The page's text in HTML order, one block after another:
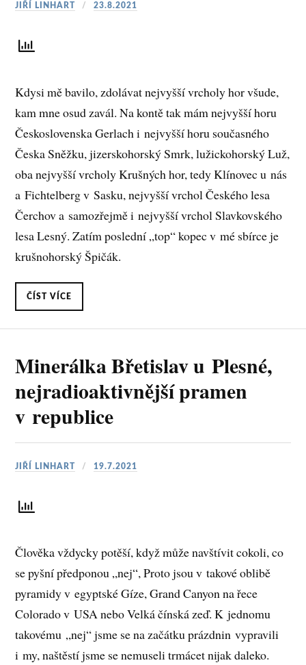
JIŘÍ LINHART 23.8.2021
Kdysi mě bavilo, zdolávat nejvyšší vrcholy hor všude,
kam mne osud zavál. Na kontě tak mám nejvyšší horu
Československa Gerlach i nejvyšší horu současného
Česka Sněžku, jizerskohorský Smrk, lužickohorský Luž,
oba nejvyšší vrcholy Krušných hor, tedy Klínovec u nás
a Fichtelberg v Sasku, nejvyšší vrchol Českého lesa
Čerchov a samozřejmě i nejvyšší vrchol Slavkovského
lesa Lesný. Zatím poslední „top“ kopec v mé sbírce je
krušnohorský Špičák.
ČÍST VÍCE
Minerálka Břetislav u Plesné,
nejradioaktivnější pramen
v republice
JIŘÍ LINHART 19.7.2021
Člověka vždycky potěší, když může navštívit cokoli, co
se pyšní předponou „nej“, Proto jsou v takové oblibě
pyramidy v egyptské Gíze, Grand Canyon na řece
Colorado v USA nebo Velká čínská zeď. K jednomu
takovému „nej“ jsme se na začátku prázdnin vypravili
i my, naštěstí jsme se nemuseli trmácet nijak daleko.